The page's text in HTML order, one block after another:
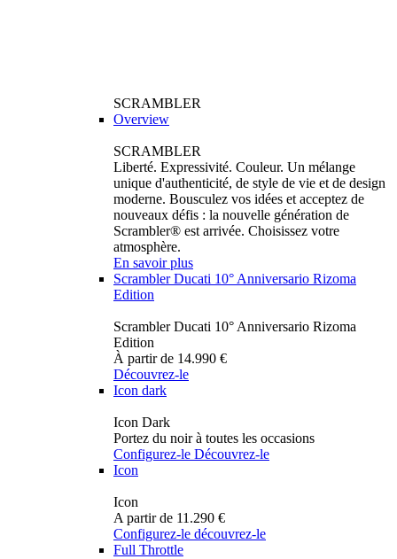
SCRAMBLER
Overview
SCRAMBLER
Liberté. Expressivité. Couleur. Un mélange
unique d'authenticité, de style de vie et de design
moderne. Bousculez vos idées et acceptez de
nouveaux défis : la nouvelle génération de
Scrambler® est arrivée. Choisissez votre
atmosphère.
En savoir plus
Scrambler Ducati 10° Anniversario Rizoma
Edition
Scrambler Ducati 10° Anniversario Rizoma
Edition
À partir de 14.990 €
Découvrez-le
Icon dark
Icon Dark
Portez du noir à toutes les occasions
Configurez-le Découvrez-le
Icon
Icon
A partir de 11.290 €
Configurez-le découvrez-le
Full Throttle